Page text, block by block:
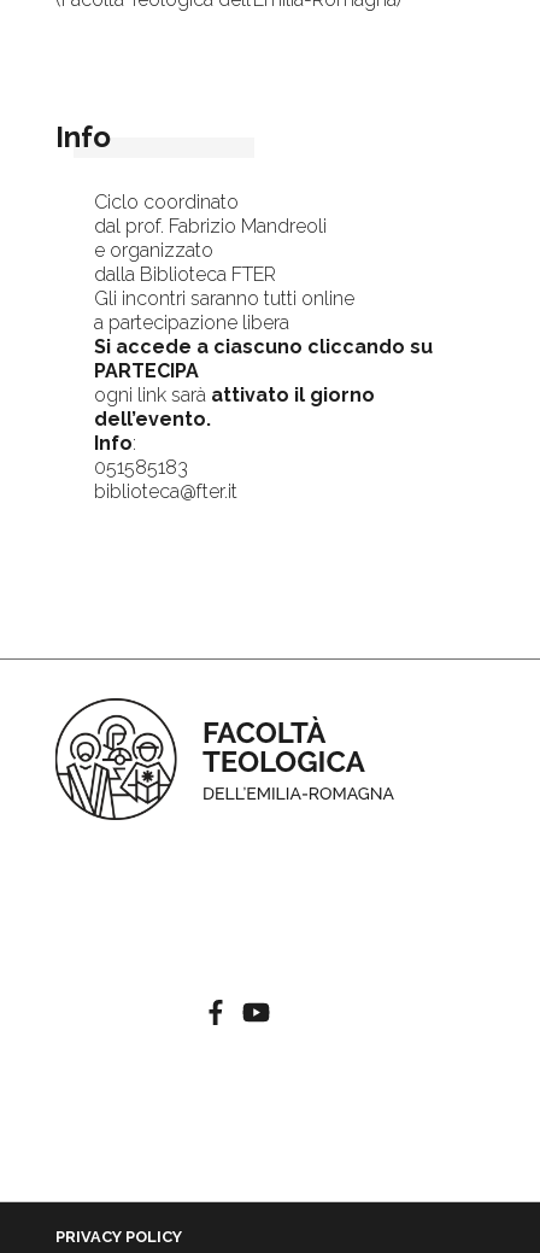
Info
Ciclo coordinato
dal prof. Fabrizio Mandreoli
e organizzato
dalla Biblioteca FTER
Gli incontri saranno tutti online
a partecipazione libera
Si accede a ciascuno cliccando su
PARTECIPA
ogni link sarà attivato il giorno
dell’evento.
Info:
051585183
biblioteca@fter.it
PRIVACY POLICY